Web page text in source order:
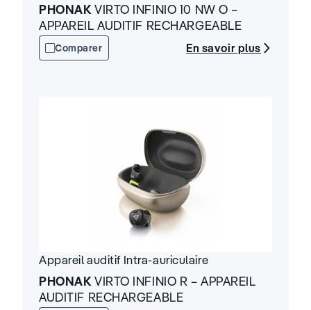
PHONAK VIRTO INFINIO 10 NW O –
APPAREIL AUDITIF RECHARGEABLE
Comparer En savoir plus
Appareil auditif Intra-auriculaire
PHONAK VIRTO INFINIO R – APPAREIL
AUDITIF RECHARGEABLE